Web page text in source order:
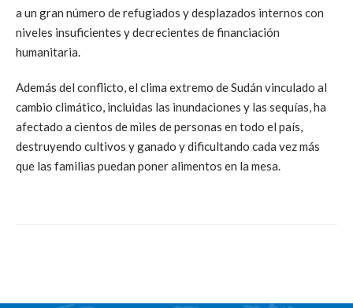
a un gran número de refugiados y desplazados internos con
niveles insuficientes y decrecientes de financiación
humanitaria.
Además del conflicto, el clima extremo de Sudán vinculado al
cambio climático, incluidas las inundaciones y las sequías, ha
afectado a cientos de miles de personas en todo el país,
destruyendo cultivos y ganado y dificultando cada vez más
que las familias puedan poner alimentos en la mesa.